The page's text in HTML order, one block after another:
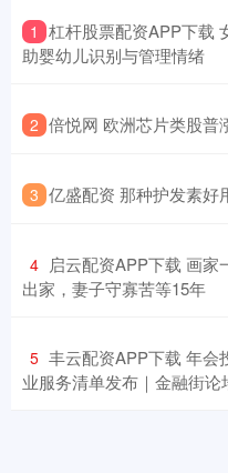
1 杠杆股票配资APP下载
助婴幼儿识别与管理情绪
2 倍悦网 欧洲芯片类股普
3 亿盛配资 那种护发素好
4 启云配资APP下载 画
出家，妻子守寡苦等15年
5 丰云配资APP下载 年会
业服务清单发布｜金融街论